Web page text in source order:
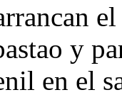
y
en el